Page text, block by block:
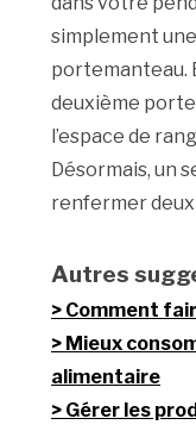
simplement une
portemanteau.
deuxième
l’espace de
Désormais, un
renfermer
Autres
Comment
Mieux
alimentaire
Gérer les